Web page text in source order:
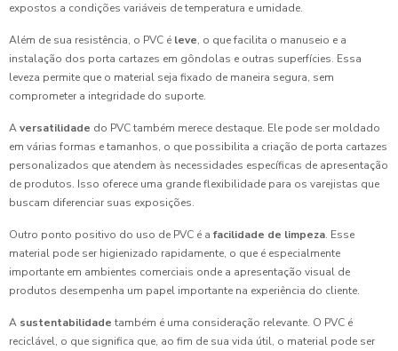
expostos a condições variáveis de temperatura e umidade.
Além de sua resistência, o PVC é leve, o que facilita o manuseio e a
instalação dos porta cartazes em gôndolas e outras superfícies. Essa
leveza permite que o material seja fixado de maneira segura, sem
comprometer a integridade do suporte.
Aversatilidade do PVC também merece destaque. Ele pode ser moldado
em várias formas e tamanhos, o que possibilita a criação de porta cartazes
personalizados que atendem às necessidades específicas de apresentação
de produtos. Isso oferece uma grande flexibilidade para os varejistas que
buscam diferenciar suas exposições.
Outro ponto positivo do uso de PVC é a facilidade de limpeza. Esse
material pode ser higienizado rapidamente, o que é especialmente
importante em ambientes comerciais onde a apresentação visual de
produtos desempenha um papel importante na experiência do cliente.
A sustentabilidade também é uma consideração relevante. O PVC é
reciclável, o que significa que, ao fim de sua vida útil, o material pode ser